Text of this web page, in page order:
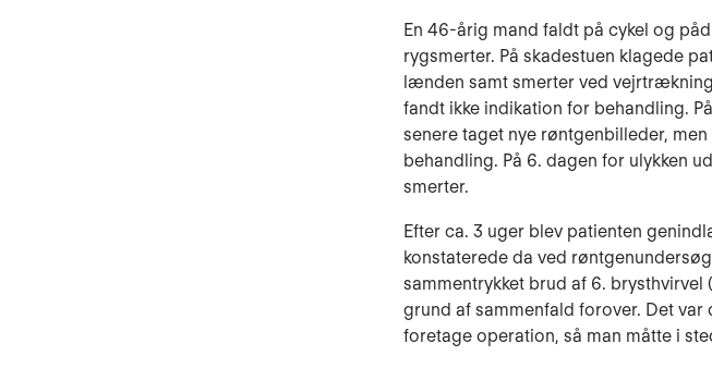
En 46-årig mand faldt på cykel og
rygsmerter. På skadestuen klagede
lænden samt smerter ved
fandt ikke indikation for behandling.
senere taget nye røntgenbilleder,
behandling. På 6. dagen for ulykken
smerter.
Efter ca. 3 uger blev patienten
konstaterede da ved
sammentrykket brud af 6. brysthvirvel
grund af sammenfald forover. Det
foretage operation, så man måtte i